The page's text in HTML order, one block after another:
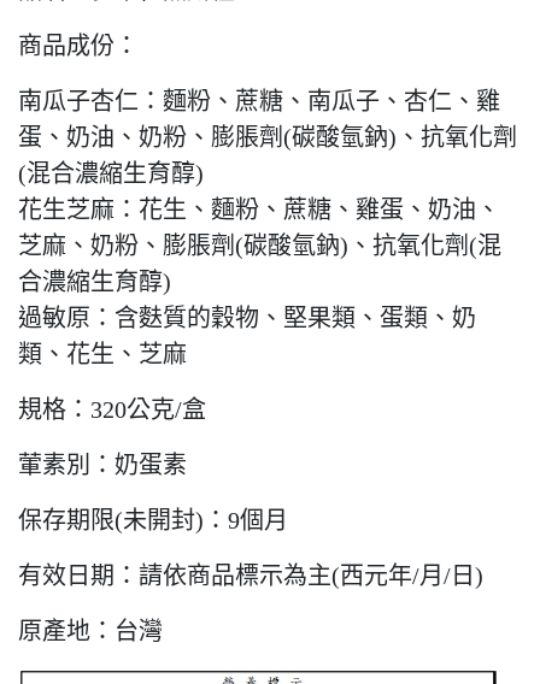
商品成份：
南瓜子杏仁：麵粉、蔗糖、南瓜子、杏仁、雞
蛋、奶油、奶粉、膨脹劑(碳酸氫鈉)、抗氧化劑
(混合濃縮生育醇)
花生芝麻：花生、麵粉、蔗糖、雞蛋、奶油、
芝麻、奶粉、膨脹劑(碳酸氫鈉)、抗氧化劑(混
合濃縮生育醇)
過敏原：含麩質的穀物、堅果類、蛋類、奶
類、花生、芝麻
規格：320公克/盒
葷素別：奶蛋素
保存期限(未開封)：9個月
有效日期：請依商品標示為主(西元年/月/日)
原產地：台灣